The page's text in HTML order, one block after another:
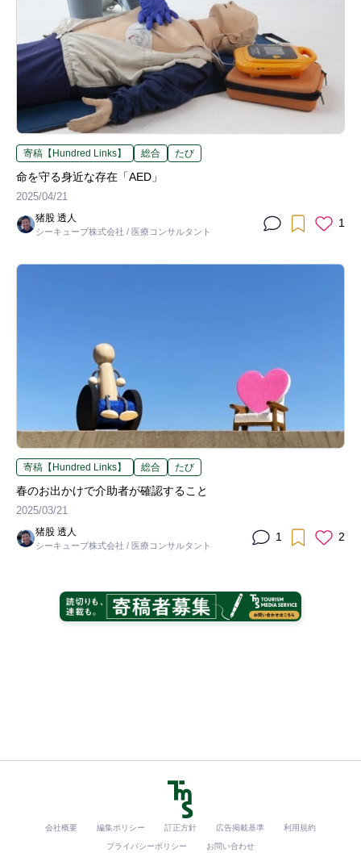
寄稿【Hundred Links】 総合 たび
命を守る身近な存在「AED」
2025/04/21
猪股 透人
シーキューブ株式会社 / 医療コンサルタント
1
寄稿【Hundred Links】 総合 たび
春のお出かけで介助者が確認すること
2025/03/21
猪股 透人
シーキューブ株式会社 / 医療コンサルタント
1 2
会社概要 編集ポリシー 訂正方針 広告掲載基準 利用規約
プライバシーポリシー お問い合わせ